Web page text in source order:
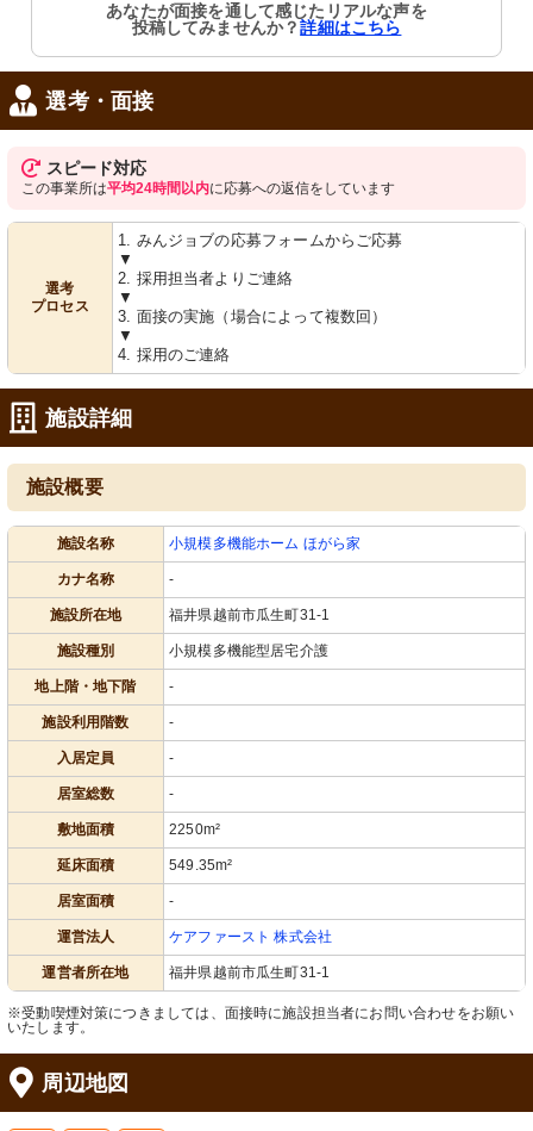
あなたが面接を通して感じたリアルな声を
投稿してみませんか？詳細はこちら
選考・面接
スピード対応
この事業所は平均24時間以内に応募への返信をしています
選考
プロセス
1. みんジョブの応募フォームからご応募
▼
2. 採用担当者よりご連絡
▼
3. 面接の実施（場合によって複数回）
▼
4. 採用のご連絡
施設詳細
施設概要
施設名称 小規模多機能ホーム ほがら家
カナ名称 -
施設所在地 福井県越前市瓜生町31-1
施設種別 小規模多機能型居宅介護
地上階・地下階 -
施設利用階数 -
入居定員 -
居室総数 -
敷地面積 2250m²
延床面積 549.35m²
居室面積 -
運営法人 ケアファースト 株式会社
運営者所在地 福井県越前市瓜生町31-1
※受動喫煙対策につきましては、面接時に施設担当者にお問い合わせをお願い
いたします。
周辺地図